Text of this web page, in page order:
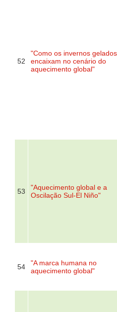
52
"Como os invernos
encaixam no cenário do
aquecimento global"
53
"Aquecimento global e a
Oscilação Sul-El Niño"
54
"A marca humana no
aquecimento global"